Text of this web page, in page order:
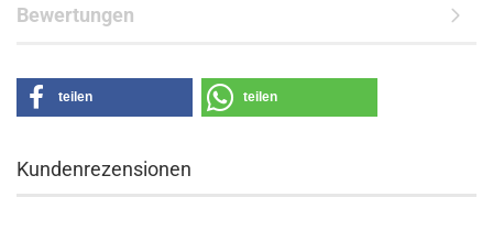
Bewertungen
teilen teilen
Kundenrezensionen